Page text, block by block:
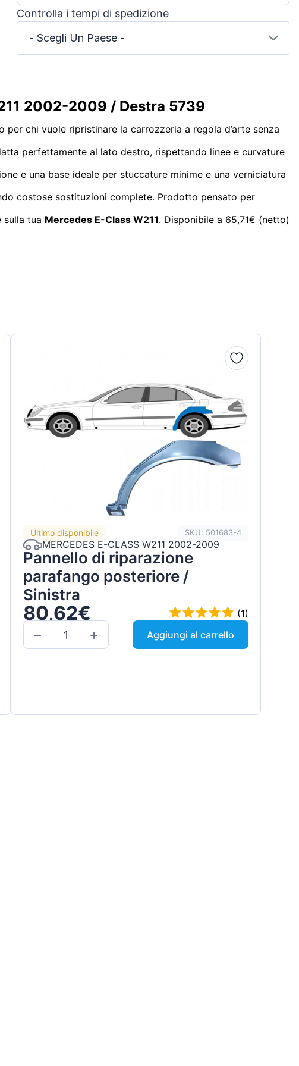
Controlla i tempi di spedizione
- Scegli Un Paese -
2002-2009 / Destra 5739
per chi vuole ripristinare la carrozzeria a regola d’arte senza
perfettamente al lato destro, rispettando linee e curvature
e una base ideale per stuccature minime e una verniciatura
costose sostituzioni complete. Prodotto pensato per
sulla tua Mercedes E-Class W211. Disponibile a 65,71€ (netto)
Ultimo disponibile SKU: 501683-4
MERCEDES E-CLASS W211 2002-2009
Pannello di riparazione
parafango posteriore /
Sinistra
80,62€
(1)
Aggiungi al carrello